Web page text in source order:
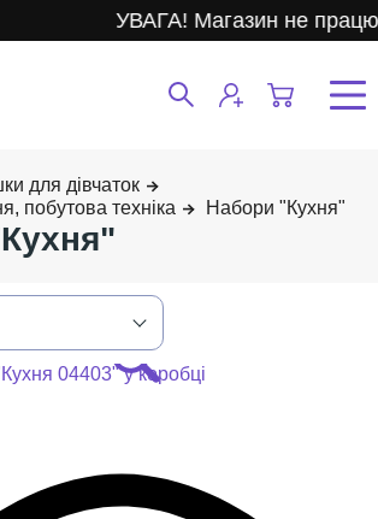
УВАГА! Магазин не працює.
для дівчаток
побутова техніка
Набори "Кухня"